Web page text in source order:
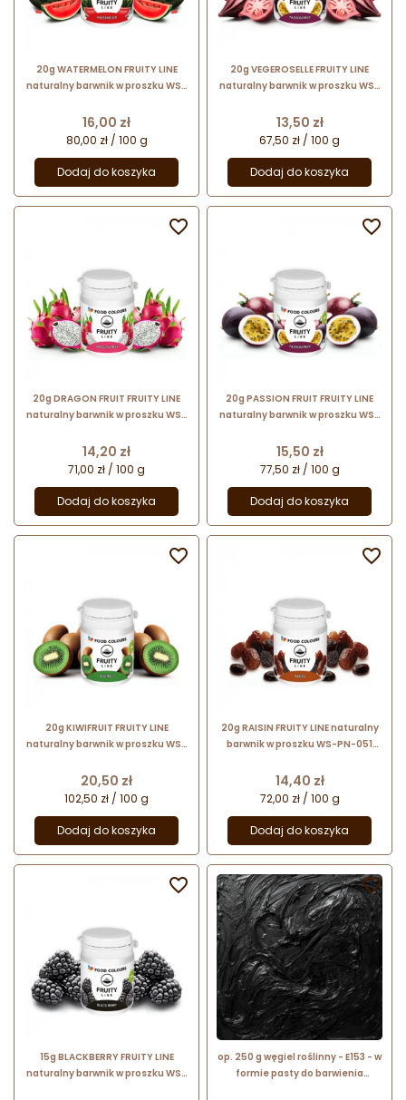
20g WATERMELON FRUITY LINE
naturalny barwnik w proszku WS-
Cena
16,00 zł
80,00 zł / 100 g
Dodaj do koszyka
20g VEGEROSELLE FRUITY LINE
naturalny barwnik w proszku WS-
Cena
13,50 zł
67,50 zł / 100 g
Dodaj do koszyka
20g DRAGON FRUIT FRUITY LINE
naturalny barwnik w proszku WS-
Cena
14,20 zł
71,00 zł / 100 g
Dodaj do koszyka

20g PASSION FRUIT FRUITY LINE
naturalny barwnik w proszku WS-
Cena
15,50 zł
77,50 zł / 100 g
Dodaj do koszyka

20g KIWIFRUIT FRUITY LINE
naturalny barwnik w proszku WS-
Cena
20,50 zł
102,50 zł / 100 g
Dodaj do koszyka

20g RAISIN FRUITY LINE naturalny
barwnik w proszku WS-PN-051
Cena
14,40 zł
72,00 zł / 100 g
Dodaj do koszyka

15g BLACKBERRY FRUITY LINE
naturalny barwnik w proszku WS-

op. 250 g węgiel roślinny - E153 - w
formie pasty do barwienia
